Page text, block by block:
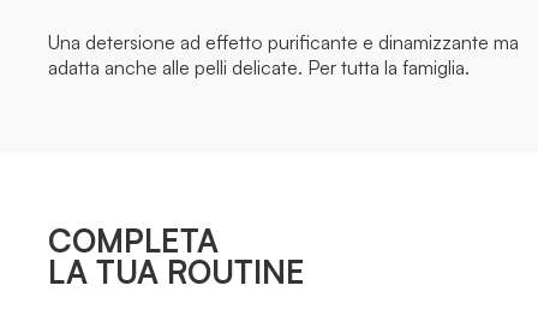
Una detersione ad effetto purificante e dinamizzante ma
adatta anche alle pelli delicate. Per tutta la famiglia.
COMPLETA
LA TUA ROUTINE